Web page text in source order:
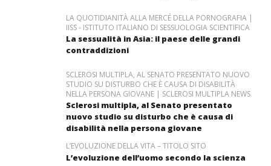
LA QUOTIDIANITÀ ALLA MERCÉ DELLA PORNOGRAFIA |
IISS - ISTITUTO ITALIANO DI SESSUOLOGIA SCIENTIFICA
La sessualità in Asia: il paese delle grandi
contraddizioni
SCLEROSI MULTIPLA, AL SENATO PRESENTATO NUOVO
STUDIO SU DISTURBO CHE È CAUSA DI DISABILITÀ
NELLA PERSONA GIOVANE | SCLEROSI MULTIPLA NEWS
Sclerosi multipla, al Senato presentato
nuovo studio su disturbo che è causa di
disabilità nella persona giovane
L’EVOLUZIONE DELLA VITA – TITOLO SITO
L’evoluzione dell’uomo secondo la scienza